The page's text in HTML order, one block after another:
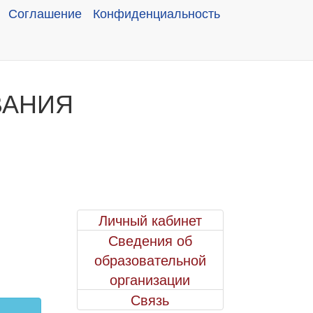
Соглашение Конфиденциальность
Личный кабинет
Сведения об
образовательной
организации
Связь